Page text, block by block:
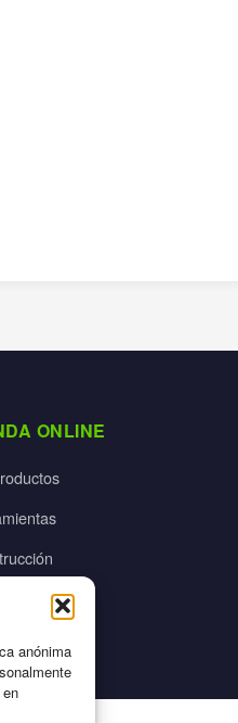
anónima
ONLINE